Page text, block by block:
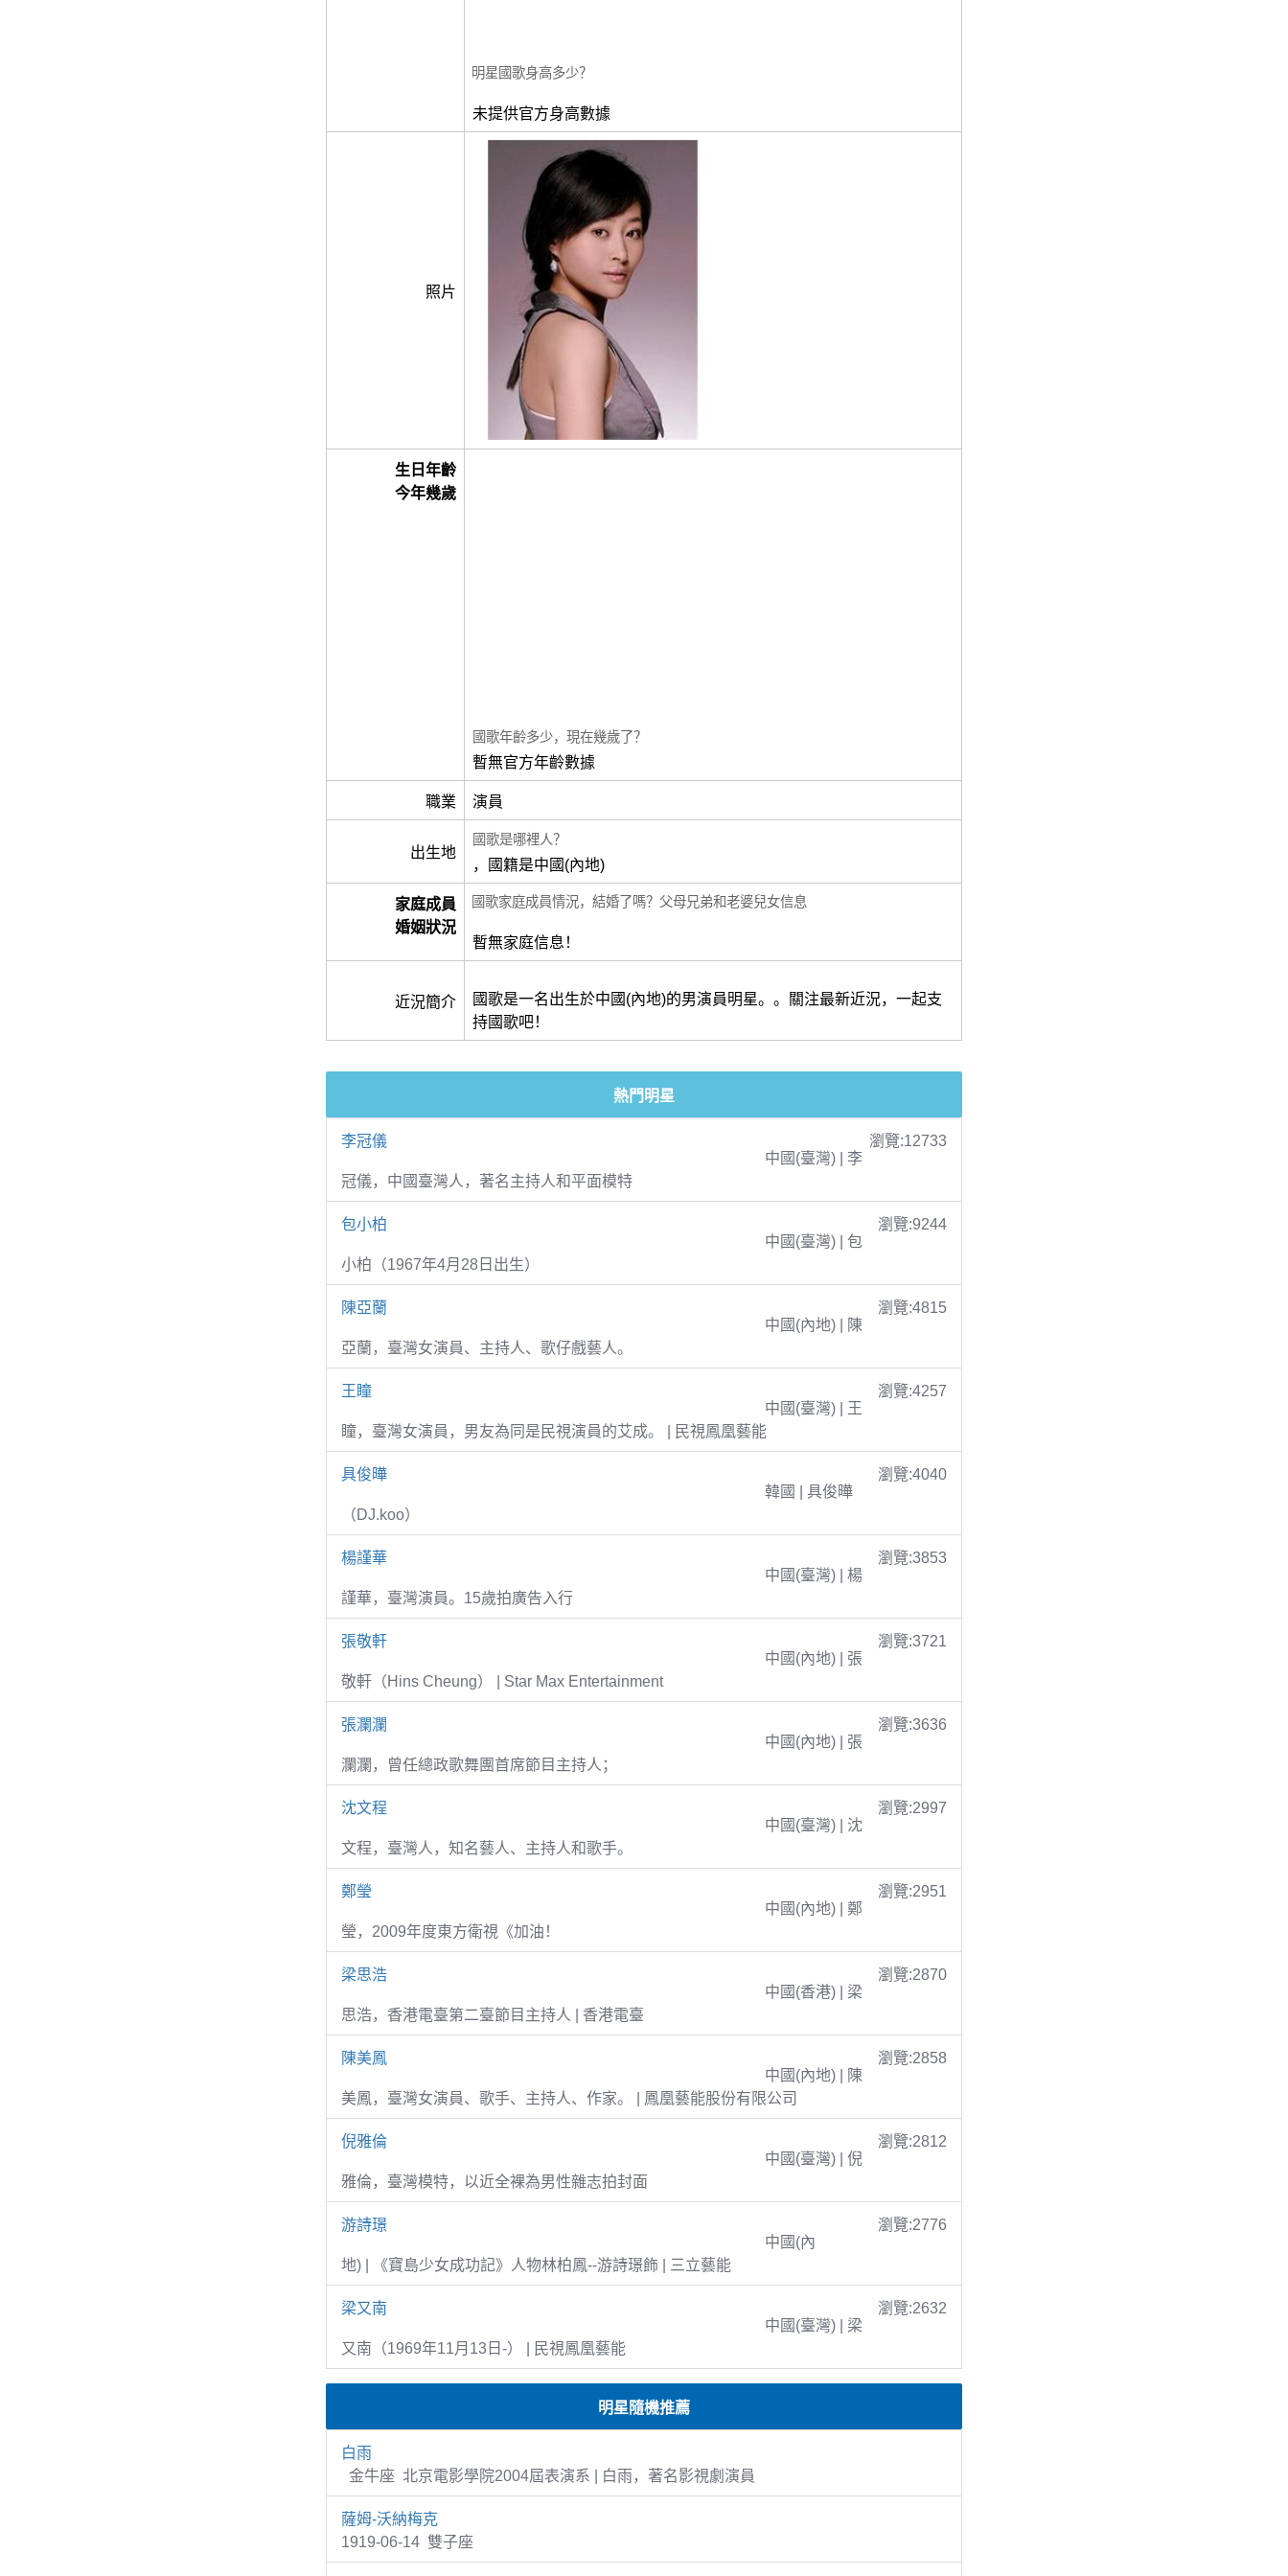
明星國歌身高多少？
未提供官方身高數據
照片
生日年齡
今年幾歲
國歌年齡多少，現在幾歲了？
暫無官方年齡數據
職業 演員
出生地
國歌是哪裡人？
，國籍是中國(內地)
家庭成員
婚姻狀況
國歌家庭成員情況，結婚了嗎？父母兄弟和老婆兒女信息
暫無家庭信息！
近況簡介
國歌是一名出生於中國(內地)的男演員明星。。關注最新近況，一起支
持國歌吧！
熱門明星
李冠儀
瀏覽:12733
中國(臺灣) | 李
冠儀，中國臺灣人，著名主持人和平面模特
包小柏
瀏覽:9244
中國(臺灣) | 包
小柏（1967年4月28日出生）
陳亞蘭
瀏覽:4815
中國(內地) | 陳
亞蘭，臺灣女演員、主持人、歌仔戲藝人。
王瞳
瀏覽:4257
中國(臺灣) | 王
瞳，臺灣女演員，男友為同是民視演員的艾成。 | 民視鳳凰藝能
具俊曄
瀏覽:4040
韓國 | 具俊曄
（DJ.koo）
楊謹華
瀏覽:3853
中國(臺灣) | 楊
謹華，臺灣演員。15歲拍廣告入行
張敬軒
瀏覽:3721
中國(內地) | 張
敬軒（Hins Cheung） | Star Max Entertainment
張瀾瀾
瀏覽:3636
中國(內地) | 張
瀾瀾，曾任總政歌舞團首席節目主持人；
沈文程
瀏覽:2997
中國(臺灣) | 沈
文程，臺灣人，知名藝人、主持人和歌手。
鄭瑩
瀏覽:2951
中國(內地) | 鄭
瑩，2009年度東方衛視《加油！
梁思浩
瀏覽:2870
中國(香港) | 梁
思浩，香港電臺第二臺節目主持人 | 香港電臺
陳美鳳
瀏覽:2858
中國(內地) | 陳
美鳳，臺灣女演員、歌手、主持人、作家。 | 鳳凰藝能股份有限公司
倪雅倫
瀏覽:2812
中國(臺灣) | 倪
雅倫，臺灣模特，以近全裸為男性雜志拍封面
游詩璟
瀏覽:2776
中國(內
地) | 《寶島少女成功記》人物林柏鳳--游詩璟飾 | 三立藝能
梁又南
瀏覽:2632
中國(臺灣) | 梁
又南（1969年11月13日-） | 民視鳳凰藝能
明星隨機推薦
白雨
金牛座 北京電影學院2004屆表演系 | 白雨，著名影視劇演員
薩姆-沃納梅克
1919-06-14 雙子座